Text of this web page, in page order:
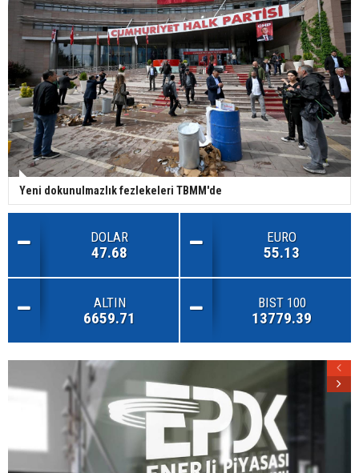
Yeni dokunulmazlık fezlekeleri TBMM'de
DOLAR
47.68
EURO
55.13
ALTIN
6659.71
BIST 100
13779.39